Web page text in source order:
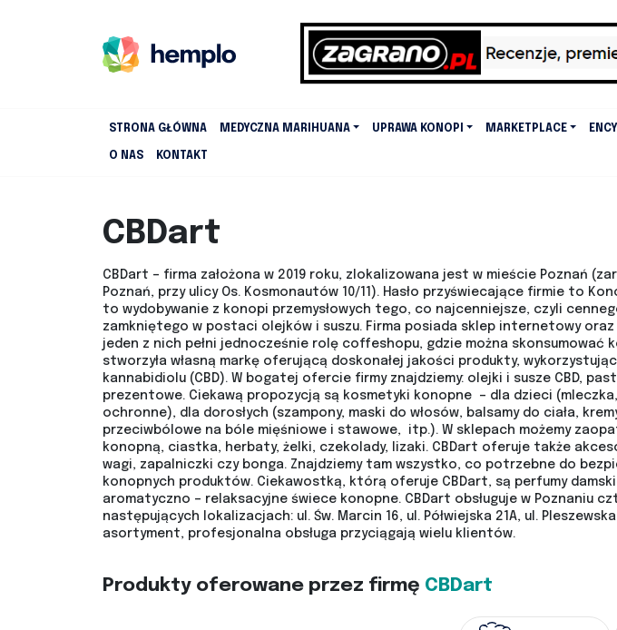
STRONA GŁÓWNA MEDYCZNA MARIHUANA UPRAWA KONOPI MARKETPLACE
O NAS KONTAKT
CBDart
CBDart – firma założona w 2019 roku, zlokalizowana jest w mieście Poznań
Poznań, przy ulicy Os. Kosmonautów 10/11). Hasło przyświecające firmie to
to wydobywanie z konopi przemysłowych tego, co najcenniejsze, czyli
zamkniętego w postaci olejków i suszu. Firma posiada sklep internetowy
jeden z nich pełni jednocześnie rolę coffeshopu, gdzie można skonsumować
stworzyła własną markę oferującą doskonałej jakości produkty,
kannabidiolu (CBD). W bogatej ofercie firmy znajdziemy: olejki i susze CBD,
prezentowe. Ciekawą propozycją są kosmetyki konopne – dla dzieci
ochronne), dla dorosłych (szampony, maski do włosów, balsamy do ciała,
przeciwbólowe na bóle mięśniowe i stawowe, itp.). W sklepach możemy
konopną, ciastka, herbaty, żelki, czekolady, lizaki. CBDart oferuje także
wagi, zapalniczki czy bonga. Znajdziemy tam wszystko, co potrzebne do
konopnych produktów. Ciekawostką, którą oferuje CBDart, są perfumy
aromatyczno – relaksacyjne świece konopne. CBDart obsługuje w Poznaniu
następujących lokalizacjach: ul. Św. Marcin 16, ul. Półwiejska 21A, ul.
asortyment, profesjonalna obsługa przyciągają wielu klientów.
Produkty oferowane przez firmę CBDart